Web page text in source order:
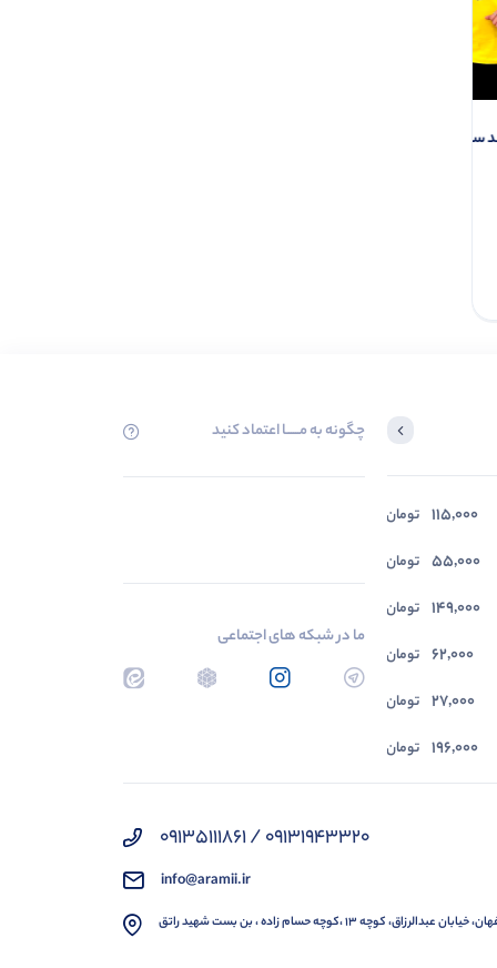
115,000 تومان
55,000 تومان
149,000 تومان
62,000 تومان
27,000 تومان
196,000 تومان
235,000 تومان
چگونه به مــــــا اعتماد کنید
ما در شبکه های اجتماعی
09131943320 / 09135111861
info@aramii.ir
عبدالرزاق، کوچه 13 ،کوچه حسام زاده ، بن بست شهید راتق